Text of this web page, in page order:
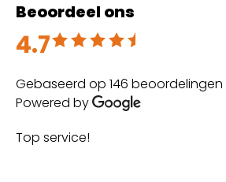
Beoordeel ons
4.7
Beoordeeld met 4.7 uit 5
Gebaseerd op 146 beoordelingen
Powered by
Top service!